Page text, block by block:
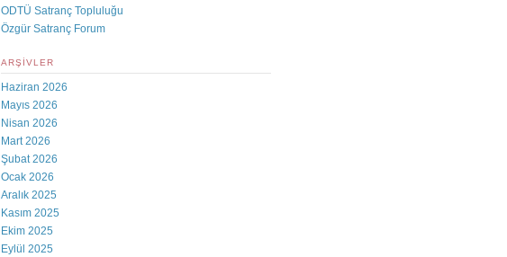
ODTÜ Satranç Topluluğu
Özgür Satranç Forum
ARŞIVLER
Haziran 2026
Mayıs 2026
Nisan 2026
Mart 2026
Şubat 2026
Ocak 2026
Aralık 2025
Kasım 2025
Ekim 2025
Eylül 2025